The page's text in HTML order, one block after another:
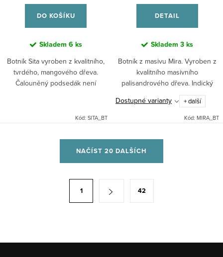
DO KOŠÍKU
Skladem 6 ks
Botník Sita vyroben z kvalitního,
tvrdého, mangového dřeva.
Čalouněný podsedák není
Kód: SITA_BT
DETAIL
Skladem 3 ks
Botník z masivu Mira. Vyroben z
kvalitního masivního
palisandrového dřeva. Indický
stylový nábytek.
Dostupné varianty + další
Kód: MIRA_BT
NAČÍST 20 DALŠÍCH
1 42